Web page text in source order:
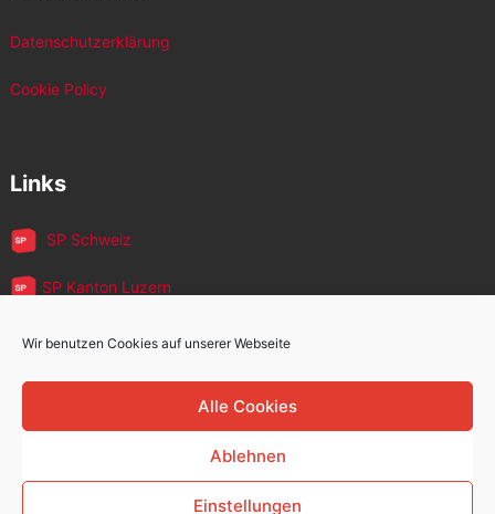
Wir benutzen Cookies auf unserer Webseite
Alle Cookies
Ablehnen
Einstellungen
Datenschutzerklärung
Cookie Policy
Links
SP Schweiz
SP Kanton Luzern
JUSO Luzern
SP MigrantInnen
SP 60+